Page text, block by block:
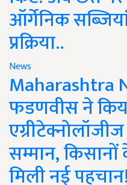
ऑर्गेनिक
प्रक्रिया..
News
Maharashtra
फडणवीस ने
सम्मान,
मिली नई पहचान!